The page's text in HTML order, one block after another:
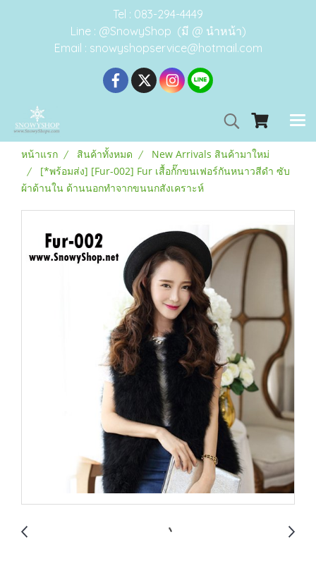
Tel : 083-294-4449
Line : @SnowyShop (มี @ นำหน้า)
Email : snowyshopservice@hotmail.com
หน้าแรก สินค้าทั้งหมด
New Arrivals สินค้ามาใหม่
[*พร้อมส่ง] [Fur-002] Fur เสื้อกั๊กขนเฟอร์กันหนาวสีดำ ซับ
ผ้าด้านใน ด้านนอกทำจากขนนกสังเคราะห์